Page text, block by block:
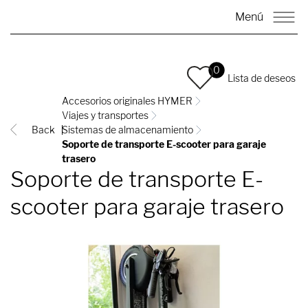
Menú
0
Lista de deseos
Back
Accesorios originales HYMER
Viajes y transportes
Sistemas de almacenamiento
Soporte de transporte E-scooter para garaje
trasero
Soporte de transporte E-
scooter para garaje trasero